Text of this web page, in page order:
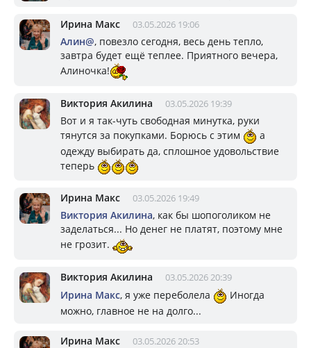
Ирина Макс 03.05.2026 19:06
Алин@, повезло сегодня, весь день тепло,
завтра будет ещё теплее. Приятного вечера,
Алиночка!
Виктория Акилина 03.05.2026 19:39
Вот и я так-чуть свободная минутка, руки
тянутся за покупками. Борюсь с этим
а
одежду выбирать да, сплошное удовольствие
теперь
Ирина Макс 03.05.2026 19:49
Виктория Акилина, как бы шопоголиком не
заделаться... Но денег не платят, поэтому мне
не грозит.
Виктория Акилина 03.05.2026 20:39
Ирина Макс, я уже переболела
Иногда
можно, главное не на долго...
Ирина Макс 03.05.2026 20:53